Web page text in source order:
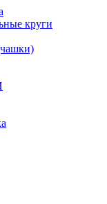
круги